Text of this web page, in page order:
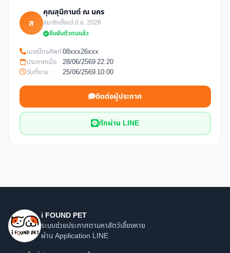
ส
คุณสุนิกานต์ ณ นคร
สมาชิกตั้งแต่ มิ.ย. 2026
ยืนยันตัวตนแล้ว
เบอร์โทรศัพท์08xxx26xxx
ประกาศเมื่อ
28/06/2569 22:20
วันที่หาย
25/06/2569 10:00
ติดต่อผู้ประกาศ
ทักผ่าน LINE
i FOUND PET
ระบบช่วยประกาศตามหาสัตว์เลี้ยงหาย
ผ่าน Application LINE